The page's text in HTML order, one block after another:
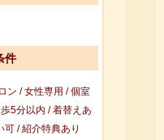
件
ン / 女性専用 / 個室
5分以内 / 着替えあ
可 / 紹介特典あり